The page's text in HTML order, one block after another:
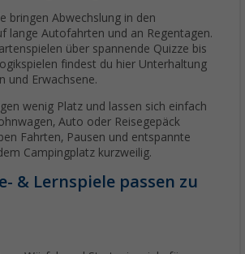
bringen Abwechslung in den
lange Autofahrten und an Regentagen.
über spannende Quizze bis
findest du hier Unterhaltung
und Erwachsene.
wenig Platz und lassen sich einfach
Auto oder Reisegepäck
Fahrten, Pausen und entspannte
Campingplatz kurzweilig.
& Lernspiele passen zu